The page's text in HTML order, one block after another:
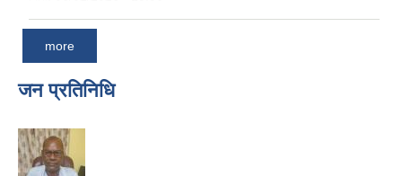
more
जन प्रतिनिधि